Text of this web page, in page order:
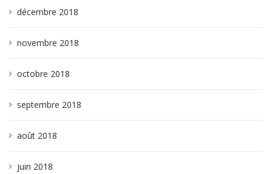
décembre 2018
novembre 2018
octobre 2018
septembre 2018
août 2018
juin 2018